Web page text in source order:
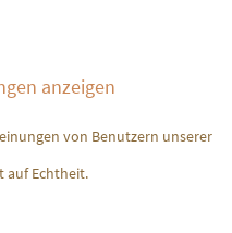
anzeigen
von Benutzern unserer
auf Echtheit.